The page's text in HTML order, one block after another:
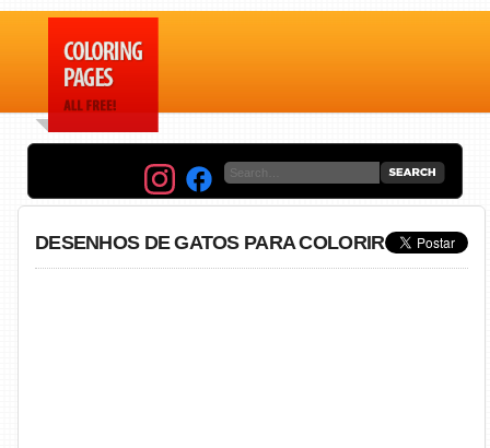
DESENHOS DE GATOS PARA COLORIR